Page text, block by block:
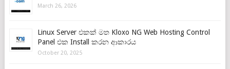
March 26, 2026
Linux Server එකක් මත Kloxo NG Web Hosting Control
Panel එක Install කරන ආකාරය
October 20, 2025